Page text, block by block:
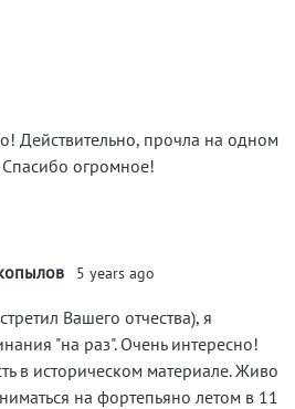
Действительно, прочла на одном
огромное!
5 years ago
Вашего отчества), я
"на раз". Очень интересно!
в историческом материале. Живо
на фортепьяно летом в 11